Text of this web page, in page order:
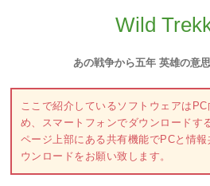
Wild
あの戦争から五年 英雄の意
ここで紹介しているソフトウェアは
め、スマートフォンでダウンロードす
ページ上部にある共有機能でPCと情
ウンロードをお願い致します。